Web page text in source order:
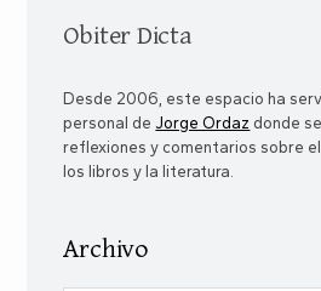
Obiter Dicta
Desde 2006, este espacio ha
personal de Jorge Ordaz donde
reflexiones y comentarios sobre
los libros y la literatura.
Archivo